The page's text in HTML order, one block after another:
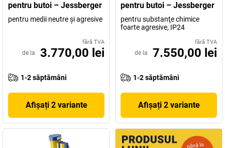
numeroase sectoare diferite (de exemplu, industria chimică,
farmaceutică, alimentară, auto).
În cele din urmă, angajații cu experiență nu oferă doar calitate la
cel mai înalt nivel, ci oferă întotdeauna – chiar și pentru cerințe
profesională zilnică? În gama noastră de lakaiserkraft
veți găsi, în
orice caz, produsul Jessberger potrivit.
pentru butoi – Jessberger
pentru medii neutre şi agresive
fără TVA
de la 3.770,00 lei
1-2 săptămâni
Afișați 2 variante
pentru butoi – Jessberger
pentru substanţe chimice
foarte agresive, IP24
fără TVA
de la 7.550,00 lei
1-2 săptămâni
Afișați 2 variante